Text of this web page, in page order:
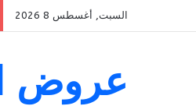
السبت, أغسطس 8 2026
عروض